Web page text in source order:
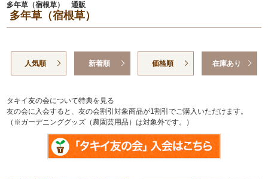
多年草（宿根草） 通販
多年草（宿根草）
人気順 新着順 価格順 在庫あり
タキイ友の会について特典を見る
友の会に入会すると、友の会割引対象商品が1割引でご購入いただけます。
（※ガーデニンググッズ（農園芸用品）は対象外です。）